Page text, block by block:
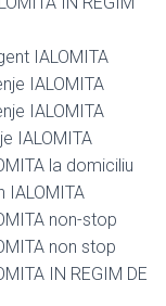
IALOMITA
IALOMITA
IALOMITA
IALOMITA
la domiciliu
IALOMITA
non-stop
non stop
IN REGIM DE